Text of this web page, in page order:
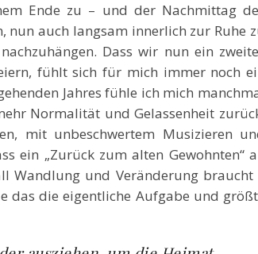
Ende zu – und der Nachmittag
auch langsam innerlich zur Ruhe
Dass wir nun ein
fühlt sich für mich immer noch
Jahres fühle ich mich
Normalität und Gelassenheit
mit unbeschwertem Musizieren
ein „Zurück zum alten Gewohnten“
Wandlung und Veränderung braucht
das die eigentliche Aufgabe und